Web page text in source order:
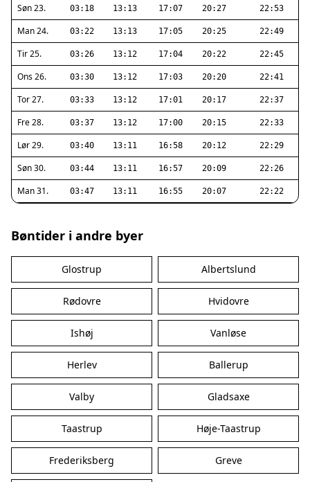
Søn 23. 03:18 13:13 17:07 20:27 22:53
Man 24. 03:22 13:13 17:05 20:25 22:49
Tir 25. 03:26 13:12 17:04 20:22 22:45
Ons 26. 03:30 13:12 17:03 20:20 22:41
Tor 27. 03:33 13:12 17:01 20:17 22:37
Fre 28. 03:37 13:12 17:00 20:15 22:33
Lør 29. 03:40 13:11 16:58 20:12 22:29
Søn 30. 03:44 13:11 16:57 20:09 22:26
Man 31. 03:47 13:11 16:55 20:07 22:22
Bøntider i andre byer
Glostrup Albertslund
Rødovre Hvidovre
Ishøj Vanløse
Herlev Ballerup
Valby Gladsaxe
Taastrup Høje-Taastrup
Frederiksberg Greve